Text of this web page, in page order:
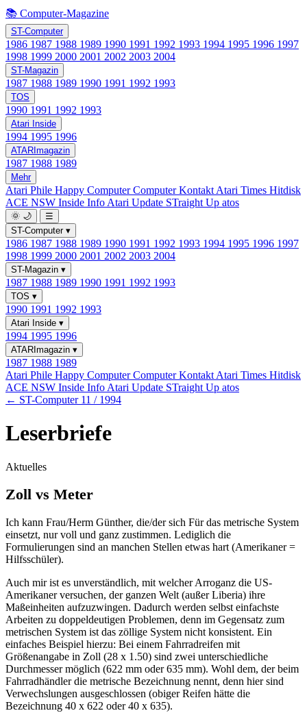
📚 Computer-Magazine
ST-Computer
1986 1987 1988 1989 1990 1991 1992 1993 1994 1995 1996 1997
1998 1999 2000 2001 2002 2003 2004
ST-Magazin
1987 1988 1989 1990 1991 1992 1993
TOS
1990 1991 1992 1993
Atari Inside
1994 1995 1996
ATARImagazin
1987 1988 1989
Mehr
Atari Phile Happy ComputerComputer Kontakt Atari Times Hitdisk
ACE NSW Inside Info Atari Update STraight Up atos
🌞 🌙
☰
ST-Computer ▾
1986 1987 1988 1989 1990 1991 1992 1993 1994 1995 1996 1997
1998 1999 2000 2001 2002 2003 2004
ST-Magazin ▾
1987 1988 1989 1990 1991 1992 1993
TOS ▾
1990 1991 1992 1993
Atari Inside ▾
1994 1995 1996
ATARImagazin ▾
1987 1988 1989
Atari Phile Happy ComputerComputer Kontakt Atari Times Hitdisk
ACE NSW Inside Info Atari Update STraight Up atos
← ST-Computer 11 / 1994
Leserbriefe
Aktuelles
Zoll vs Meter
Ich kann Frau/Herm Günther, die/der sich Für das metrische System
einsetzt, nur voll und ganz zustimmen. Lediglich die
Formulierungen sind an manchen Stellen etwas hart (Amerikaner =
Hilfsschüler).
Auch mir ist es unverständlich, mit welcher Arroganz die US-
Amerikaner versuchen, der ganzen Welt (außer Liberia) ihre
Maßeinheiten aufzuzwingen. Dadurch werden selbst einfachste
Arbeiten zu doppeldeutigen Problemen, denn im Gegensatz zum
metrischen System ist das zöllige System nicht konsistent. Ein
einfaches Beispiel hierzu: Bei einem Fahrradreifen mit
Größenangabe in Zoll (28 x 1.50) sind zwei unterschiedliche
Durchmesser möglich (622 mm oder 635 mm). Wohl dem, der beim
Fahrradhändler die metrische Bezeichnung nennt, denn hier sind
Verwechslungen ausgeschlossen (obiger Reifen hätte die
Bezeichnung 40 x 622 oder 40 x 635).